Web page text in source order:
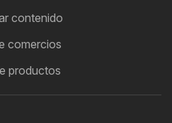
contenido
comercios
productos